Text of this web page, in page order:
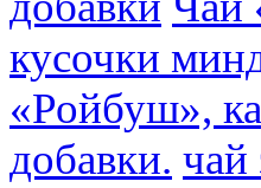
кусочки
«Ройбуш»,
добавки. чай